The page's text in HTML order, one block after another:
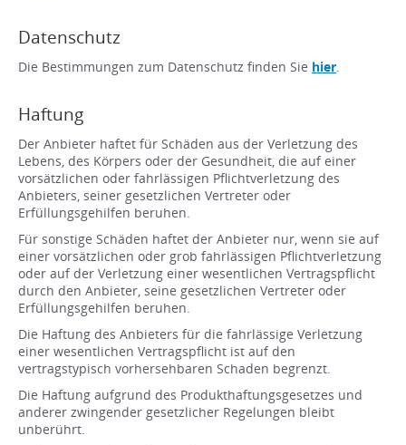
Datenschutz
Die Bestimmungen zum Datenschutz finden Sie hier.
Haftung
Der Anbieter haftet für Schäden aus der Verletzung des
Lebens, des Körpers oder der Gesundheit, die auf einer
vorsätzlichen oder fahrlässigen Pflichtverletzung des
Anbieters, seiner gesetzlichen Vertreter oder
Erfüllungsgehilfen beruhen.
Für sonstige Schäden haftet der Anbieter nur, wenn sie auf
einer vorsätzlichen oder grob fahrlässigen Pflichtverletzung
oder auf der Verletzung einer wesentlichen Vertragspflicht
durch den Anbieter, seine gesetzlichen Vertreter oder
Erfüllungsgehilfen beruhen.
Die Haftung des Anbieters für die fahrlässige Verletzung
einer wesentlichen Vertragspflicht ist auf den
vertragstypisch vorhersehbaren Schaden begrenzt.
Die Haftung aufgrund des Produkthaftungsgesetzes und
anderer zwingender gesetzlicher Regelungen bleibt
unberührt.